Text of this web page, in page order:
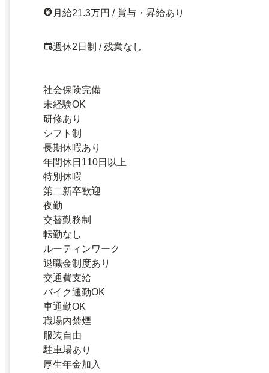
月給21.3万円 / 賞与・昇給あり
週休2日制 / 残業なし
社会保険完備
未経験OK
研修あり
シフト制
長期休暇あり
年間休日110日以上
特別休暇
第二新卒歓迎
夜勤
交替勤務制
転勤なし
ルーティンワーク
退職金制度あり
交通費支給
バイク通勤OK
車通勤OK
職場内禁煙
服装自由
駐車場あり
厚生年金加入